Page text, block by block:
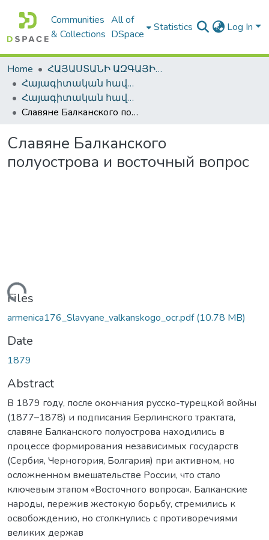
Communities
& Collections
All of
DSpace
Statistics Log In
Home
ՀԱՅԱՍՏԱՆԻ ԱԶԳԱՅԻՆ ԳՐԱԴԱՐԱՆԻ ԹՎԱՅԻՆ ՊԱՀՈՑ / DIGITAL REPOSITORY OF NLA
Հայագիտական հավաքածու / Armenica
Հայագիտական հավաքածու / Armenica
Славяне Балканского полуострова и восточный вопрос
Славяне Балканского
полуострова и восточный вопрос
Loading...
Files
armenica176_Slavyane_valkanskogo_ocr.pdf(10.78 MB)
Date
1879
Abstract
В 1879 году, после окончания русско-турецкой войны
(1877–1878) и подписания Берлинского трактата,
славяне Балканского полуострова находились в
процессе формирования независимых государств
(Сербия, Черногория, Болгария) при активном, но
осложненном вмешательстве России, что стало
ключевым этапом «Восточного вопроса». Балканские
народы, пережив жестокую борьбу, стремились к
освобождению, но столкнулись с противоречиями
великих держав